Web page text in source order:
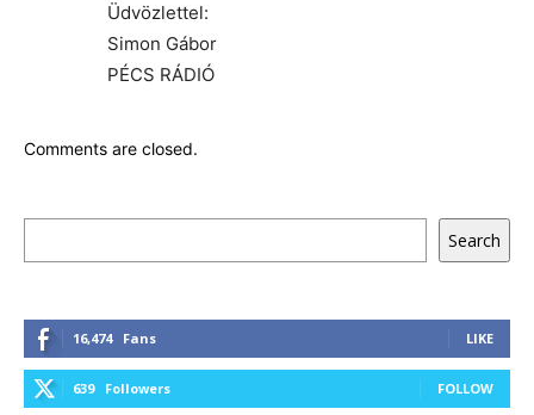
Üdvözlettel:
Simon Gábor
PÉCS RÁDIÓ
Comments are closed.
Search
16,474 Fans LIKE
639 Followers FOLLOW